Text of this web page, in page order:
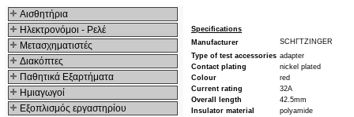
Αισθητήρια
Ηλεκτρονόμοι - Ρελέ
Μετασχηματιστές
Διακόπτες
Παθητικά Εξαρτήματα
Hμιαγωγοί
Εξοπλισμός εργαστηρίου
Specifications
Manufacturer
SCHΓTZINGER
Type of test accessories adapter
Contact plating
nickel plated
Colour
red
Current rating
32A
Overall length
42.5mm
Insulator material
polyamide